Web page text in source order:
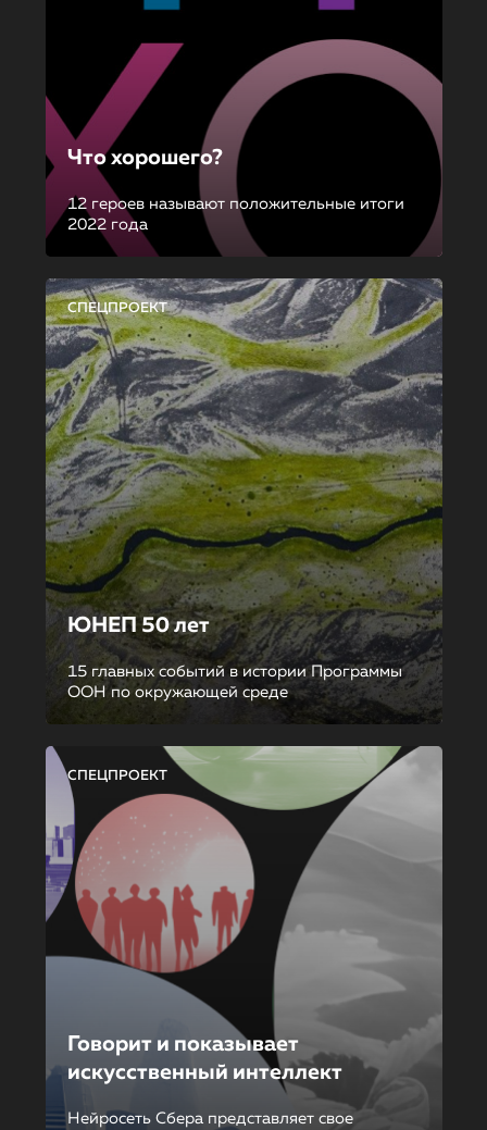
Что хорошего?
12 героев называют положительные итоги
2022 года
СПЕЦПРОЕКТ
ЮНЕП 50 лет
15 главных событий в истории Программы
ООН по окружающей среде
СПЕЦПРОЕКТ
Говорит и показывает
искусственный интеллект
Нейросеть Сбера представляет свое